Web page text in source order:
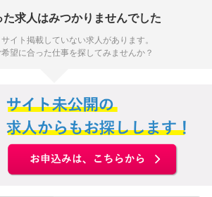
求人はみつかりませんでした
イト掲載していない求人があります。
望に合った仕事を探してみませんか？